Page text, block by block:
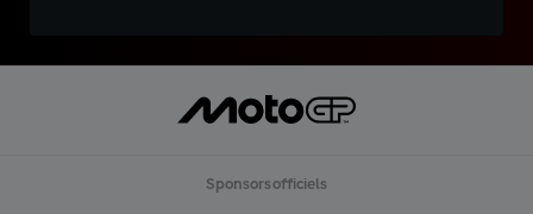
Sponsors officiels